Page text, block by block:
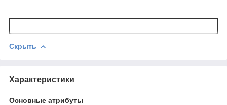
Скрыть
Характеристики
Основные атрибуты